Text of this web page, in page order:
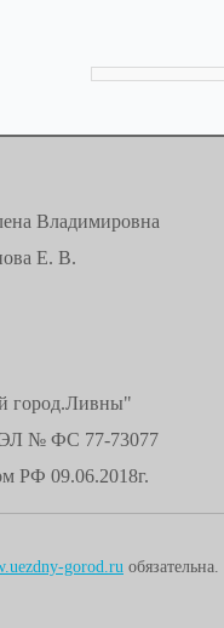
Владимировна
Е. В.
город.Ливны"
ЭЛ № ФС 77-73077
РФ 09.06.2018г.
gorod.ru обязательна.